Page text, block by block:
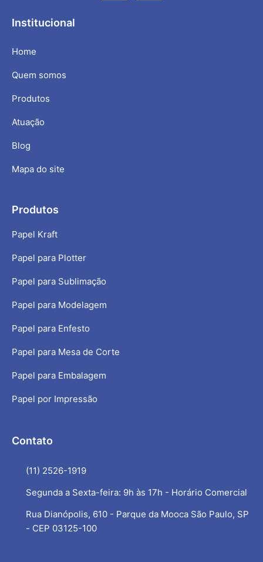
Institucional
Home
Quem somos
Produtos
Atuação
Blog
Mapa do site
Produtos
Papel Kraft
Papel para Plotter
Papel para Sublimação
Papel para Modelagem
Papel para Enfesto
Papel para Mesa de Corte
Papel para Embalagem
Papel por Impressão
Contato
(11) 2526-1919
Segunda a Sexta-feira: 9h às 17h - Horário Comercial
Rua Dianópolis, 610 - Parque da Mooca São Paulo, SP
- CEP 03125-100